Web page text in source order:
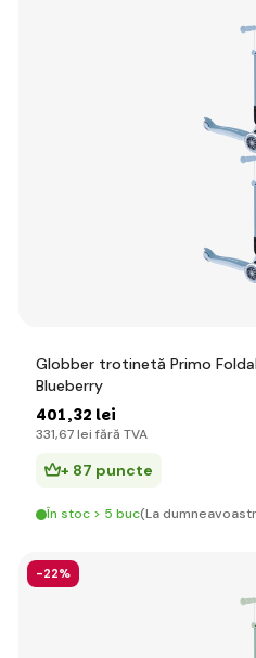
Globber trotinetă Primo
Blueberry
401,32 lei
331,67 lei fără TVA
+ 87 puncte
În stoc > 5 buc(La
-22%